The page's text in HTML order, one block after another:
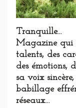
Tranquille…
Magazine qui
talents, des
des émotions,
sa voix
babillage
réseaux…